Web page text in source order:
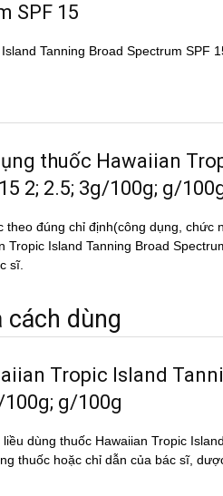
SPF 15
Tanning Broad Spectrum SPF
thuốc Hawaiian
2; 2.5; 3g/100g; g/
theo đúng chỉ định(công dụng,
Tropic Island Tanning Broad
sĩ.
cách dùng
Tropic Island
g/100g
dùng thuốc Hawaiian Tropic
thuốc hoặc chỉ dẫn của bác sĩ,